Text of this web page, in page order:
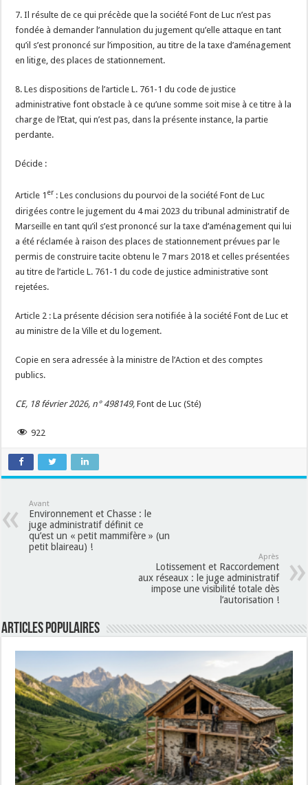
7. Il résulte de ce qui précède que la société Font de Luc n’est pas
fondée à demander l’annulation du jugement qu’elle attaque en tant
qu’il s’est prononcé sur l’imposition, au titre de la taxe d’aménagement
en litige, des places de stationnement.
8. Les dispositions de l’article L. 761-1 du code de justice
administrative font obstacle à ce qu’une somme soit mise à ce titre à la
charge de l’Etat, qui n’est pas, dans la présente instance, la partie
perdante.
Décide :
Article 1 er : Les conclusions du pourvoi de la société Font de Luc
dirigées contre le jugement du 4 mai 2023 du tribunal administratif de
Marseille en tant qu’il s’est prononcé sur la taxe d’aménagement qui lui
a été réclamée à raison des places de stationnement prévues par le
permis de construire tacite obtenu le 7 mars 2018 et celles présentées
au titre de l’article L. 761-1 du code de justice administrative sont
rejetées.
Article 2 : La présente décision sera notifiée à la société Font de Luc et
au ministre de la Ville et du logement.
Copie en sera adressée à la ministre de l’Action et des comptes
publics.
CE, 18 février 2026, n° 498149, Font de Luc (Sté)
922
Avant
Environnement et Chasse : le
juge administratif définit ce
qu’est un « petit mammifère » (un
petit blaireau) !
Après
Lotissement et Raccordement
aux réseaux : le juge administratif
impose une visibilité totale dès
l’autorisation !
Articles populaires